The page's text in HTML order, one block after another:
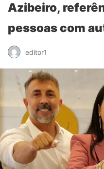
Azibeiro,
pessoas com
editor1